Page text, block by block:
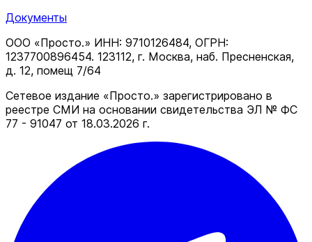
Документы
ООО «Просто.» ИНН: 9710126484, ОГРН:
1237700896454. 123112, г. Москва, наб. Пресненская,
д. 12, помещ 7/64
Сетевое издание «Просто.» зарегистрировано в
реестре СМИ на основании свидетельства ЭЛ № ФС
77 - 91047 от 18.03.2026 г.